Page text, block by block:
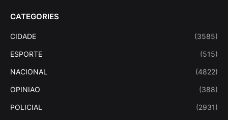
CATEGORIES
CIDADE (3585)
ESPORTE (515)
NACIONAL (4822)
OPINIAO (388)
POLICIAL (2931)